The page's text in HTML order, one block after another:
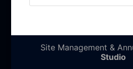
Site Management &
Studio